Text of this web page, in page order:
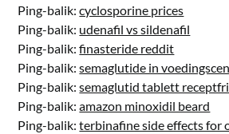
Ping-balik:cyclosporine prices
Ping-balik: udenafil vs sildenafil
Ping-balik:finasteride reddit
Ping-balik:semaglutide in
Ping-balik:semaglutid tablett
Ping-balik:amazon minoxidil beard
Ping-balik:terbinafine side effects for